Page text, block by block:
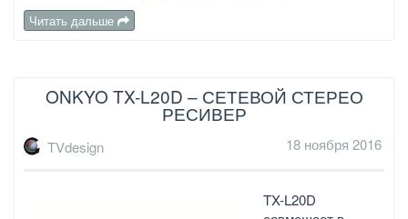
Читать дальше
ONKYO TX-L20D – СЕТЕВОЙ СТЕРЕО
РЕСИВЕР
TVdesign 18 ноября 2016
TX-L20D